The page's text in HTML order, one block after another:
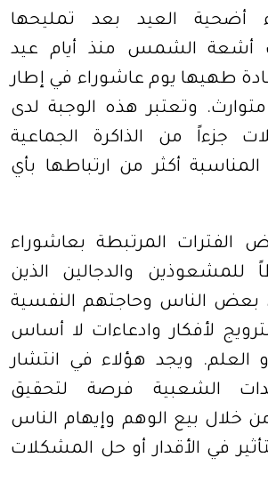
أضحية العيد بعد تمليحها
أشعة الشمس منذ أيام عيد
طهيها يوم عاشوراء في إطار
وتعتبر هذه الوجبة لدى
جزءاً من الذاكرة الجماعية
أكثر من ارتباطها بأي
المرتبطة بعاشوراء
للمشعوذين والدجالين الذين
الناس وحاجتهم النفسية
لأفكار وادعاءات لا أساس
العلم. ويجد هؤلاء في انتشار
الشعبية فرصة لتحقيق
خلال بيع الوهم وإيهام الناس
في الأقدار أو حل المشكلات